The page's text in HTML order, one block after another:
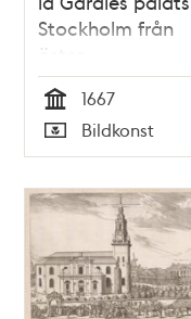
Stockholm från
öster
Tid
1667
Typ
Bildkonst